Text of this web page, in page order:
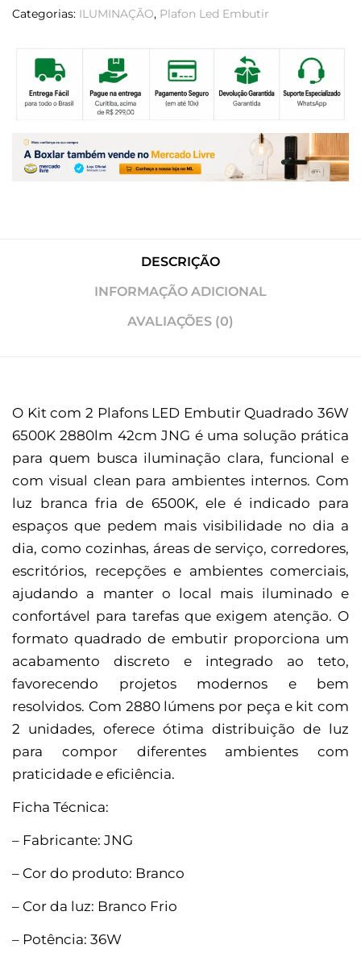
Categorias: ILUMINAÇÃO, Plafon Led Embutir
DESCRIÇÃO
INFORMAÇÃO ADICIONAL
AVALIAÇÕES (0)
O Kit com 2 Plafons LED Embutir Quadrado 36W
6500K 2880lm 42cm JNG é uma solução prática
para quem busca iluminação clara, funcional e
com visual clean para ambientes internos. Com
luz branca fria de 6500K, ele é indicado para
espaços que pedem mais visibilidade no dia a
dia, como cozinhas, áreas de serviço, corredores,
escritórios, recepções e ambientes comerciais,
ajudando a manter o local mais iluminado e
confortável para tarefas que exigem atenção. O
formato quadrado de embutir proporciona um
acabamento discreto e integrado ao teto,
favorecendo projetos modernos e bem
resolvidos. Com 2880 lúmens por peça e kit com
2 unidades, oferece ótima distribuição de luz
para compor diferentes ambientes com
praticidade e eficiência.
Ficha Técnica:
– Fabricante: JNG
– Cor do produto: Branco
– Cor da luz: Branco Frio
– Potência: 36W